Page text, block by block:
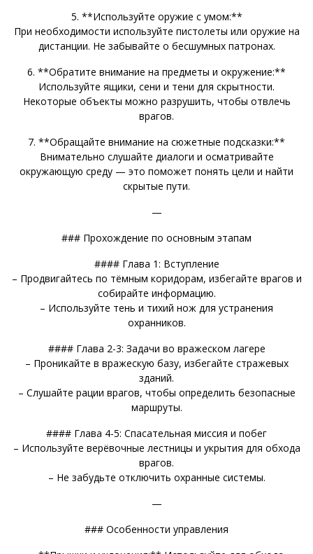
5. **Используйте оружие с умом:**
При необходимости используйте пистолеты или оружие на
дистанции. Не забывайте о бесшумных патронах.
6. **Обратите внимание на предметы и окружение:**
Используйте ящики, сени и тени для скрытности.
Некоторые объекты можно разрушить, чтобы отвлечь
врагов.
7. **Обращайте внимание на сюжетные подсказки:**
Внимательно слушайте диалоги и осматривайте
окружающую среду — это поможет понять цели и найти
скрытые пути.
—
### Прохождение по основным этапам
#### Глава 1: Вступление
– Продвигайтесь по тёмным коридорам, избегайте врагов и
собирайте информацию.
– Используйте тень и тихий нож для устранения
охранников.
#### Глава 2-3: Задачи во вражеском лагере
– Проникайте в вражескую базу, избегайте стражевых
зданий.
– Слушайте рации врагов, чтобы определить безопасные
маршруты.
#### Глава 4-5: Спасательная миссия и побег
– Используйте верёвочные лестницы и укрытия для обхода
врагов.
– Не забудьте отключить охранные системы.
—
### Особенности управления